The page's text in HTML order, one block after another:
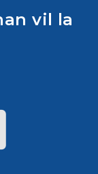
vil la